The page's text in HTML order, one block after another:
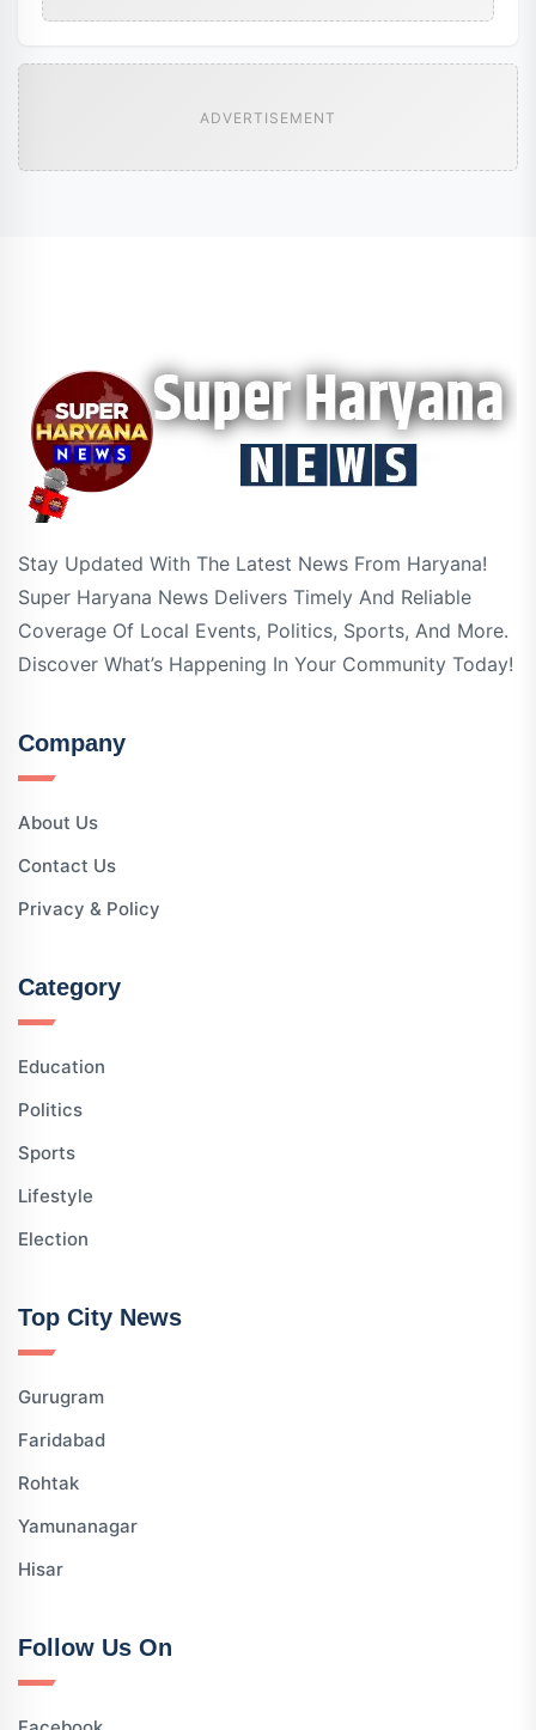
ADVERTISEMENT
Stay Updated With The Latest News From Haryana!
Super Haryana News Delivers Timely And Reliable
Coverage Of Local Events, Politics, Sports, And More.
Discover What’s Happening In Your Community Today!
Company
About Us
Contact Us
Privacy & Policy
Category
Education
Politics
Sports
Lifestyle
Election
Top City News
Gurugram
Faridabad
Rohtak
Yamunanagar
Hisar
Follow Us On